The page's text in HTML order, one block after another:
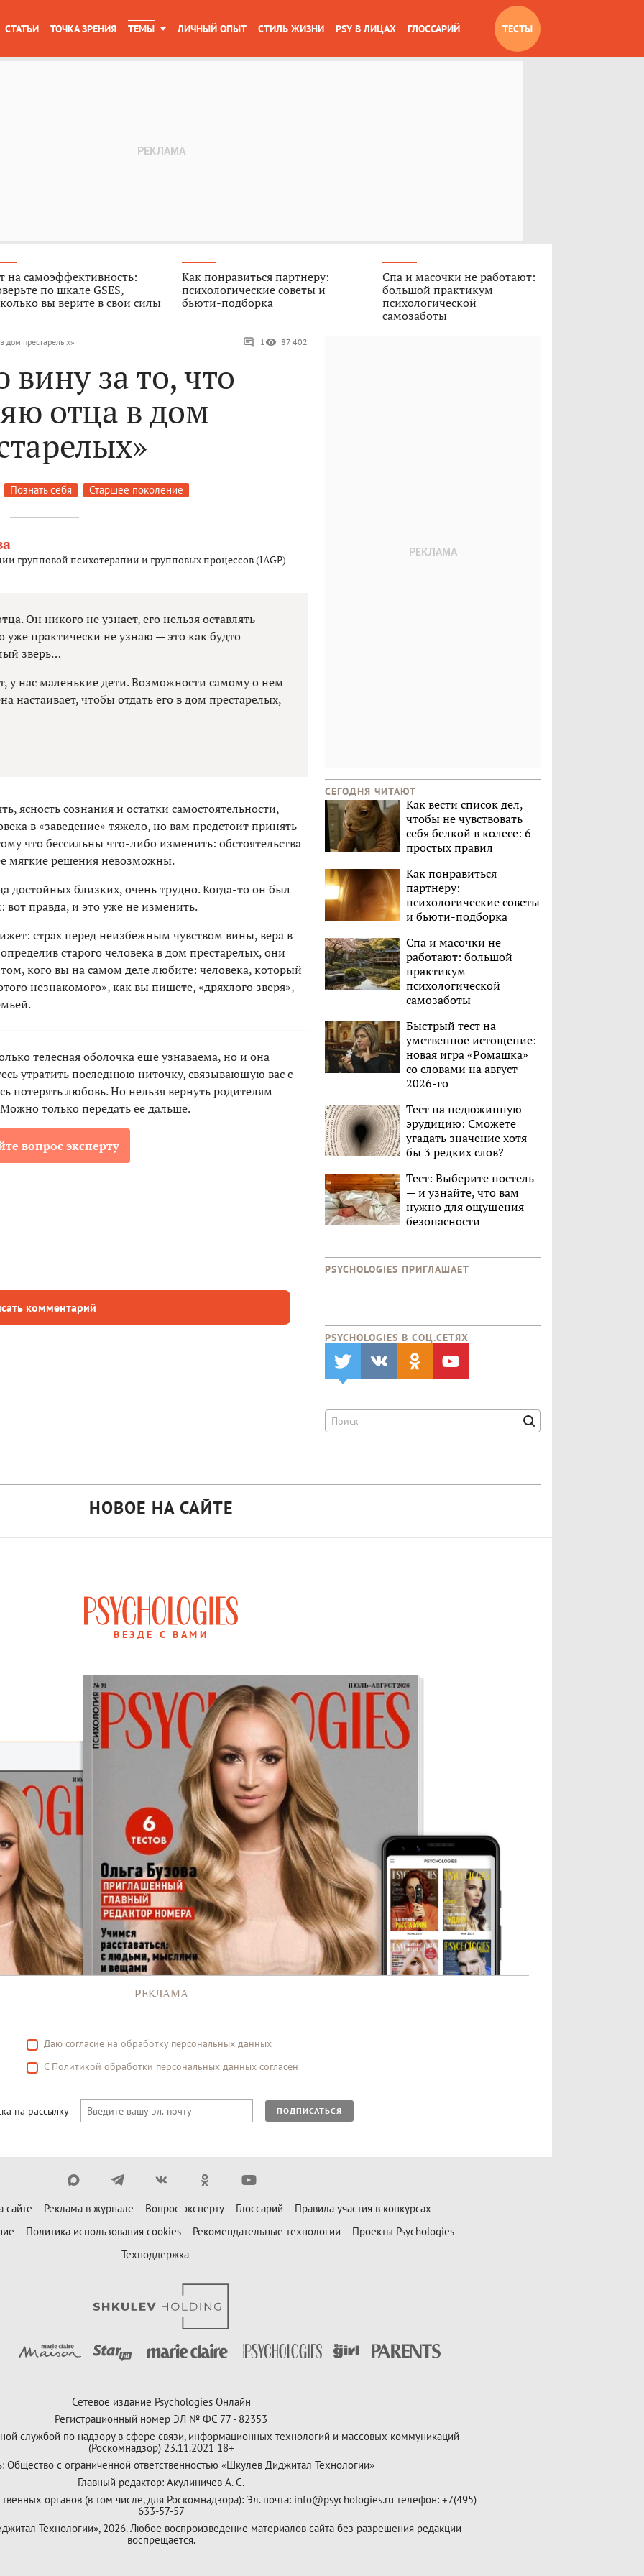
СТАТЬИ ТОЧКА ЗРЕНИЯ ТЕМЫ ЛИЧНЫЙ ОПЫТ СТИЛЬ ЖИЗНИ PSY В ЛИЦАХ ГЛОССАРИЙ ТЕСТЫ
на самоэффективность:
по шкале GSES,
вы верите в свои силы
Как понравиться партнеру:
психологические советы и
бьюти-подборка
Спа и масочки не работают:
большой практикум
психологической
самозаботы
дом престарелых» 1 87 402
вину за то, что
отца в дом
Познать себя Старшее поколение
групповой психотерапии и групповых процессов (IAGP)
Он никого не узнает, его нельзя оставлять
уже практически не узнаю — это как будто
зверь…
у нас маленькие дети. Возможности самому о нем
настаивает, чтобы отдать его в дом престарелых,
ясность сознания и остатки самостоятельности,
в «заведение» тяжело, но вам предстоит принять
что бессильны что-либо изменить: обстоятельства
мягкие решения невозможны.
достойных близких, очень трудно. Когда-то он был
правда, и это уже не изменить.
страх перед неизбежным чувством вины, вера в
старого человека в дом престарелых, они
кого вы на самом деле любите: человека, который
незнакомого», как вы пишете, «дряхлого зверя»,
телесная оболочка еще узнаваема, но и она
утратить последнюю ниточку, связывающую вас с
потерять любовь. Но нельзя вернуть родителям
только передать ее дальше.
вопрос эксперту
комментарий
СЕГОДНЯ ЧИТАЮТ
Как вести список дел,
чтобы не чувствовать
себя белкой в колесе: 6
простых правил
Как понравиться
партнеру:
психологические советы
и бьюти-подборка
Спа и масочки не
работают: большой
практикум
психологической
самозаботы
Быстрый тест на
умственное истощение:
новая игра «Ромашка»
со словами на август
2026-го
Тест на недюжинную
эрудицию: Сможете
угадать значение хотя
бы 3 редких слов?
Тест: Выберите постель
— и узнайте, что вам
нужно для ощущения
безопасности
PSYCHOLOGIES ПРИГЛАШАЕТ
PSYCHOLOGIES В CОЦ.СЕТЯХ
НОВОЕ НА САЙТЕ
ВЕЗДЕ С ВАМИ
РЕКЛАМА
Даю согласие на обработку персональных данных
С Политикой обработки персональных данных согласен
на рассылку ПОДПИСАТЬСЯ
сайте Реклама в журнале Вопрос эксперту Глоссарий
Правила участия в конкурсах
Политика использования cookies Рекомендательные технологии
Проекты Psychologies
Техподдержка
Сетевое издание Psychologies Онлайн
Регистрационный номер ЭЛ № ФС 77 - 82353
службой по надзору в сфере связи, информационных технологий и массовых коммуникаций
(Роскомнадзор) 23.11.2021 18+
Общество с ограниченной ответственностью «Шкулёв Диджитал Технологии»
Главный редактор: Акулиничев А. С.
органов (в том числе, для Роскомнадзора): Эл. почта: info@psychologies.ru телефон: +7(495)
633-57-57
Технологии», 2026. Любое воспроизведение материалов сайта без разрешения редакции
воспрещается.